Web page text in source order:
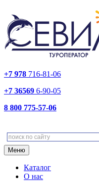
+7 978 716-81-06
+7 36569 6-90-05
8 800 775-57-06
Меню
Каталог
О нас